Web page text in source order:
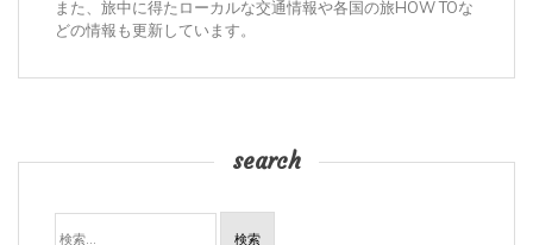
また、旅中に得たローカルな交通情報や各国の旅HOW TOな
どの情報も更新しています。
search
検
索: